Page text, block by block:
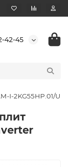
42-45
I-2KG55HP.01/U